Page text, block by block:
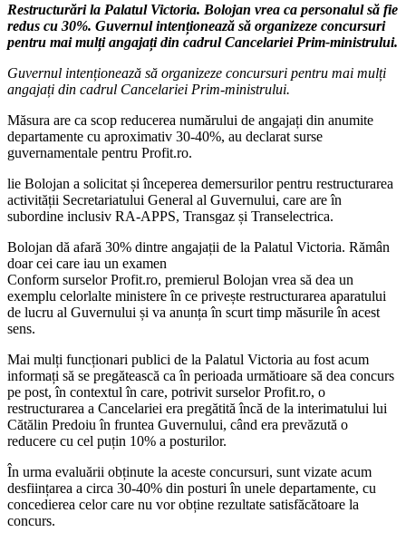
Restructurări la Palatul Victoria. Bolojan vrea ca personalul să fie
redus cu 30%. Guvernul intenționează să organizeze concursuri
pentru mai mulți angajați din cadrul Cancelariei Prim-ministrului.
Guvernul intenționează să organizeze concursuri pentru mai mulți
angajați din cadrul Cancelariei Prim-ministrului.
Măsura are ca scop reducerea numărului de angajați din anumite
departamente cu aproximativ 30-40%, au declarat surse
guvernamentale pentru Profit.ro.
lie Bolojan a solicitat și începerea demersurilor pentru restructurarea
activității Secretariatului General al Guvernului, care are în
subordine inclusiv RA-APPS, Transgaz și Transelectrica.
Bolojan dă afară 30% dintre angajații de la Palatul Victoria. Rămân
doar cei care iau un examen
Conform surselor Profit.ro, premierul Bolojan vrea să dea un
exemplu celorlalte ministere în ce privește restructurarea aparatului
de lucru al Guvernului și va anunța în scurt timp măsurile în acest
sens.
Mai mulți funcționari publici de la Palatul Victoria au fost acum
informați să se pregătească ca în perioada următioare să dea concurs
pe post, în contextul în care, potrivit surselor Profit.ro, o
restructurarea a Cancelariei era pregătită încă de la interimatului lui
Cătălin Predoiu în fruntea Guvernului, când era prevăzută o
reducere cu cel puțin 10% a posturilor.
În urma evaluării obținute la aceste concursuri, sunt vizate acum
desființarea a circa 30-40% din posturi în unele departamente, cu
concedierea celor care nu vor obține rezultate satisfăcătoare la
concurs.